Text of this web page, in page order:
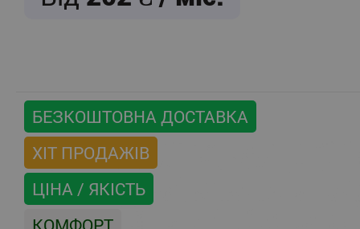
БЕЗКОШТОВНА ДОСТАВКА
ХІТ ПРОДАЖІВ
ЦІНА / ЯКІСТЬ